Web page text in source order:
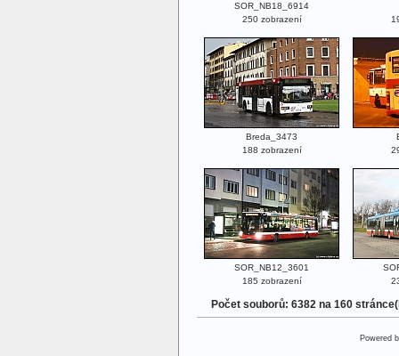
SOR_NB18_6914
250 zobrazení
Breda_3473
188 zobrazení
SOR_NB12_3601
185 zobrazení
Počet souborů: 6382 na 160
Powered